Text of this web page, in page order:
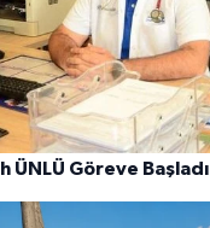
ÜNLÜ Göreve Başladı